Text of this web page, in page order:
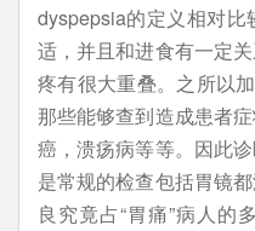
dyspepsia的定义相对
适，并且和进食有一定
疼有很大重叠。之所以
那些能够查到造成患者
癌，溃疡病等等。因此
是常规的检查包括胃镜
良究竟占“胃痛”病人的